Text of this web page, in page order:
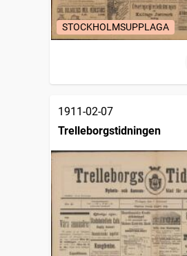
STOCKHOLMSUPPLAGA
1911-02-07
Trelleborgstidningen